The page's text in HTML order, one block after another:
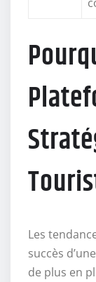
Les
succès
de plus en